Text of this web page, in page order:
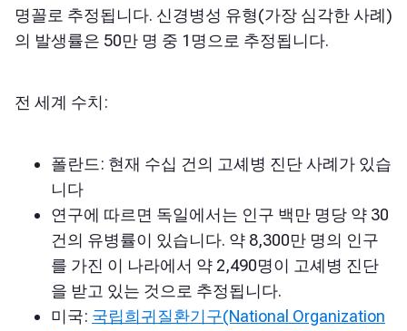
명꼴로 추정됩니다. 신경병성 유형(가장 심각한 사례)
의 발생률은 50만 명 중 1명으로 추정됩니다.
전 세계 수치:
폴란드: 현재 수십 건의 고셰병 진단 사례가 있습
니다
연구에 따르면 독일에서는 인구 백만 명당 약 30
건의 유병률이 있습니다. 약 8,300만 명의 인구
를 가진 이 나라에서 약 2,490명이 고셰병 진단
을 받고 있는 것으로 추정됩니다.
미국: 국립희귀질환기구(National Organization